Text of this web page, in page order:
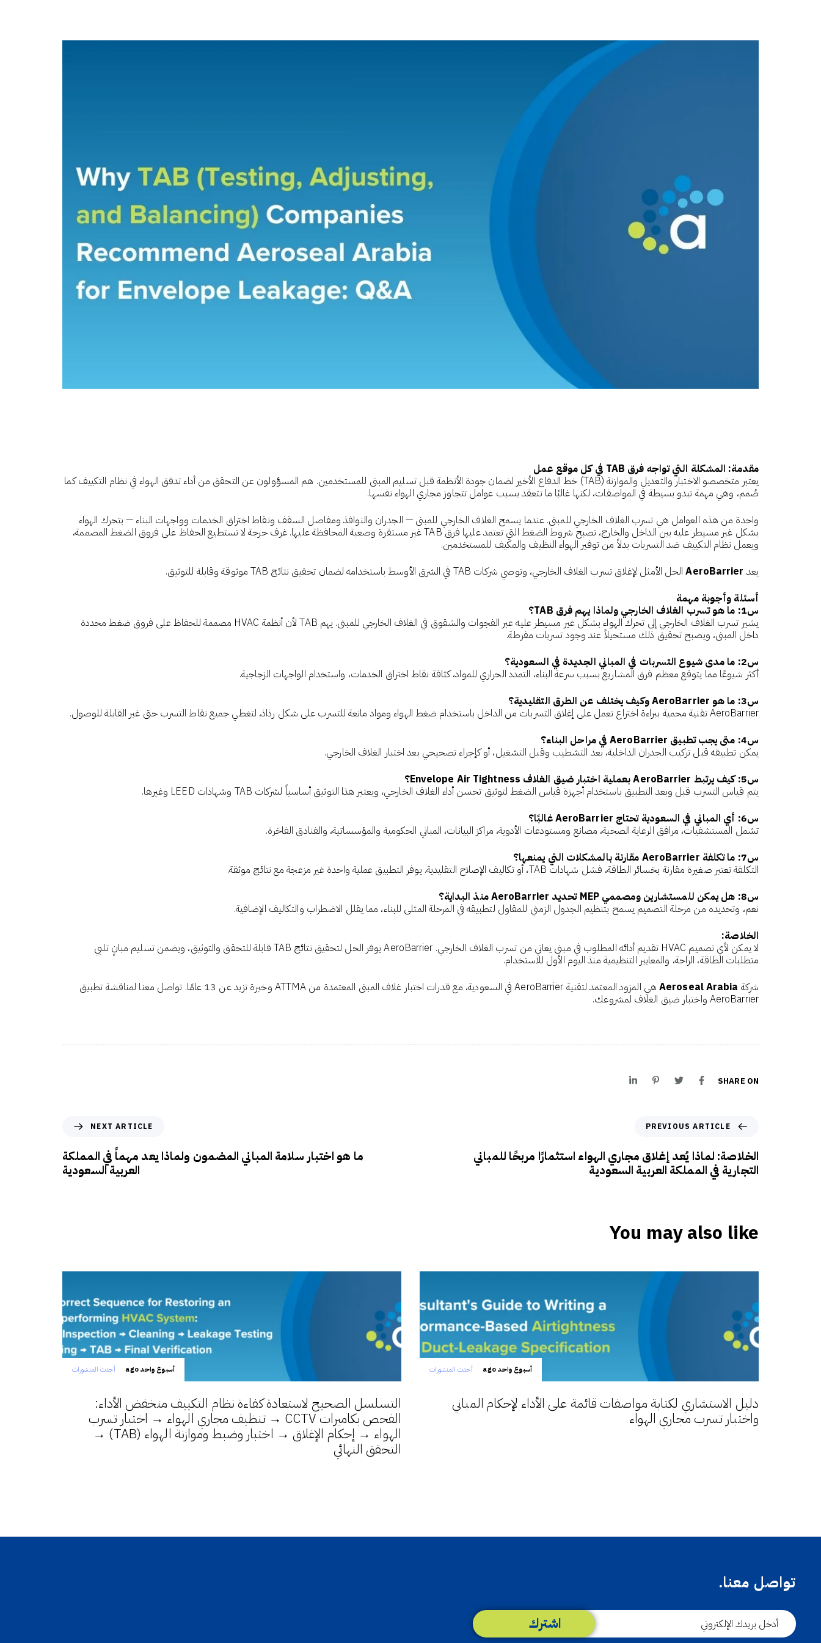
مقدمة: المشكلة التي تواجه فرق TAB في كل موقع عمل
يعتبر متخصصو الاختبار والتعديل والموازنة (TAB) خط الدفاع الأخير لضمان جودة الأنظمة قبل تسليم المبنى للمستخدمين. هم المسؤولون عن التحقق من أداء تدفق الهواء في نظام التكييف كما
صُمم، وهي مهمة تبدو بسيطة في المواصفات، لكنها غالبًا ما تتعقد بسبب عوامل تتجاوز مجاري الهواء نفسها.
واحدة من هذه العوامل هي تسرب الغلاف الخارجي للمبنى. عندما يسمح الغلاف الخارجي للمبنى — الجدران والنوافذ ومفاصل السقف ونقاط اختراق الخدمات وواجهات البناء — بتحرك الهواء
بشكل غير مسيطر عليه بين الداخل والخارج، تصبح شروط الضغط التي تعتمد عليها فرق TAB غير مستقرة وصعبة المحافظة عليها. غرف حرجة لا تستطيع الحفاظ على فروق الضغط المصممة،
ويعمل نظام التكييف ضد التسربات بدلاً من توفير الهواء النظيف والمكيف للمستخدمين.
يعد AeroBarrierالحل الأمثل لإغلاق تسرب الغلاف الخارجي، وتوصي شركات TAB في الشرق الأوسط باستخدامه لضمان تحقيق نتائج TAB موثوقة وقابلة للتوثيق.
أسئلة وأجوبة مهمة
س1: ما هو تسرب الغلاف الخارجي ولماذا يهم فرق TAB؟
يشير تسرب الغلاف الخارجي إلى تحرك الهواء بشكل غير مسيطر عليه عبر الفجوات والشقوق في الغلاف الخارجي للمبنى. يهم TAB لأن أنظمة HVAC مصممة للحفاظ على فروق ضغط محددة
داخل المبنى، ويصبح تحقيق ذلك مستحيلاً عند وجود تسربات مفرطة.
س2: ما مدى شيوع التسربات في المباني الجديدة في السعودية؟
أكثر شيوعًا مما يتوقع معظم فرق المشاريع بسبب سرعة البناء، التمدد الحراري للمواد، كثافة نقاط اختراق الخدمات، واستخدام الواجهات الزجاجية.
س3: ما هو AeroBarrier وكيف يختلف عن الطرق التقليدية؟
AeroBarrier تقنية محمية ببراءة اختراع تعمل على إغلاق التسربات من الداخل باستخدام ضغط الهواء ومواد مانعة للتسرب على شكل رذاذ، لتغطي جميع نقاط التسرب حتى غير القابلة للوصول.
س4: متى يجب تطبيق AeroBarrier في مراحل البناء؟
يمكن تطبيقه قبل تركيب الجدران الداخلية، بعد التشطيب وقبل التشغيل، أو كإجراء تصحيحي بعد اختبار الغلاف الخارجي.
س5: كيف يرتبط AeroBarrier بعملية اختبار ضيق الغلاف Envelope Air Tightness؟
يتم قياس التسرب قبل وبعد التطبيق باستخدام أجهزة قياس الضغط لتوثيق تحسن أداء الغلاف الخارجي، ويعتبر هذا التوثيق أساسياً لشركات TAB وشهادات LEED وغيرها.
س6: أي المباني في السعودية تحتاج AeroBarrier غالبًا؟
تشمل المستشفيات، مرافق الرعاية الصحية، مصانع ومستودعات الأدوية، مراكز البيانات، المباني الحكومية والمؤسساتية، والفنادق الفاخرة.
س7: ما تكلفة AeroBarrier مقارنة بالمشكلات التي يمنعها؟
التكلفة تعتبر صغيرة مقارنة بخسائر الطاقة، فشل شهادات TAB، أو تكاليف الإصلاح التقليدية. يوفر التطبيق عملية واحدة غير مزعجة مع نتائج موثقة.
س8: هل يمكن للمستشارين ومصممي MEP تحديد AeroBarrier منذ البداية؟
نعم، وتحديده من مرحلة التصميم يسمح بتنظيم الجدول الزمني للمقاول لتطبيقه في المرحلة المثلى للبناء، مما يقلل الاضطراب والتكاليف الإضافية.
الخلاصة:
لا يمكن لأي تصميم HVAC تقديم أدائه المطلوب في مبنى يعاني من تسرب الغلاف الخارجي. AeroBarrier يوفر الحل لتحقيق نتائج TAB قابلة للتحقق والتوثيق، ويضمن تسليم مبانٍ تلبي
متطلبات الطاقة، الراحة، والمعايير التنظيمية منذ اليوم الأول للاستخدام.
شركة Aeroseal Arabia
هي المزود المعتمد لتقنية AeroBarrier في السعودية، مع قدرات اختبار غلاف المبنى المعتمدة من ATTMA وخبرة تزيد عن 13 عامًا. تواصل معنا لمناقشة تطبيق
AeroBarrier واختبار ضيق الغلاف لمشروعك.
SHARE ON
PREVIOUS ARTICLE
الخلاصة: لماذا يُعد إغلاق مجاري الهواء استثمارًا مربحًا للمباني
التجارية في المملكة العربية السعودية
NEXT ARTICLE
ما هو اختبار سلامة المباني المضمون ولماذا يعد مهماً في المملكة
العربية السعودية
You may also like
أسبوع واحد ago أحدث المنشورات
دليل الاستشاري لكتابة مواصفات قائمة على الأداء لإحكام المباني
واختبار تسرب مجاري الهواء
أسبوع واحد ago أحدث المنشورات
التسلسل الصحيح لاستعادة كفاءة نظام التكييف منخفض الأداء:
الفحص بكاميرات CCTV → تنظيف مجاري الهواء → اختبار تسرب
الهواء → إحكام الإغلاق → اختبار وضبط وموازنة الهواء (TAB) →
التحقق النهائي
تواصل معنا.
اشترك